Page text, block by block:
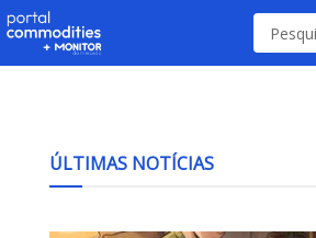
ÚLTIMAS NOTÍCIAS